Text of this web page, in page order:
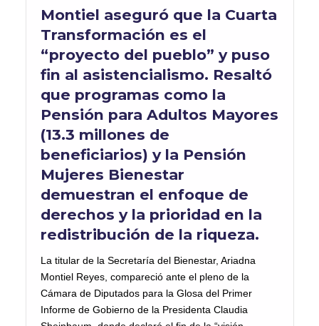
Montiel aseguró que la Cuarta
Transformación es el
“proyecto del pueblo” y puso
fin al asistencialismo. Resaltó
que programas como la
Pensión para Adultos Mayores
(13.3 millones de
beneficiarios) y la Pensión
Mujeres Bienestar
demuestran el enfoque de
derechos y la prioridad en la
redistribución de la riqueza.
La titular de la Secretaría del Bienestar, Ariadna
Montiel Reyes, compareció ante el pleno de la
Cámara de Diputados para la Glosa del Primer
Informe de Gobierno de la Presidenta Claudia